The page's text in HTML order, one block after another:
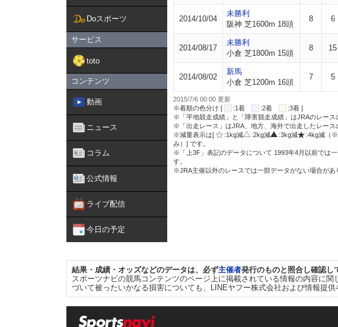
Doスポーツ
サービス
toto
コンテンツ
動画
ニュース
コラム
公式情報
ライブ配信
今日の予定
2014/10/04
未勝利
阪神 芝1600m 18頭
8 6
2014/08/17
未勝利
小倉 芝1800m 15頭
8 15
2014/08/02
新馬
小倉 芝1200m 16頭
7 5
2015/7/6 00:00 更新
※着順の色分け [
:1着 :2着
:3着 ]
※「平地競走成績」と「障害競走成績」はJRAのレース
※「出走レース」はJRA、地方、海外で出走したレース
※減量表示は[
:1kg減 :2kg減 :3kg減 :4kg減（※
み）] です。
※「上3F」表記のデータについて 1993年4月以前では
す。
※JRA主催以外のレースでは一部データがない場合があ
結果・成績・オッズなどのデータは、必ず主催者発行のものと照合し確認し
スポーツナビの競馬コンテンツのページ上に掲載されている情報の内容に
づいて被ったいかなる損害についても、LINEヤフー株式会社および情報提供